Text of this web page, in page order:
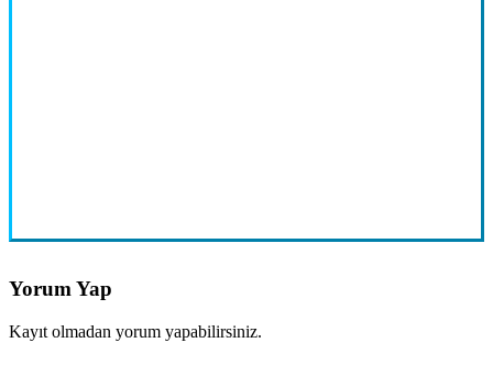
Yorum Yap
Kayıt olmadan yorum yapabilirsiniz.